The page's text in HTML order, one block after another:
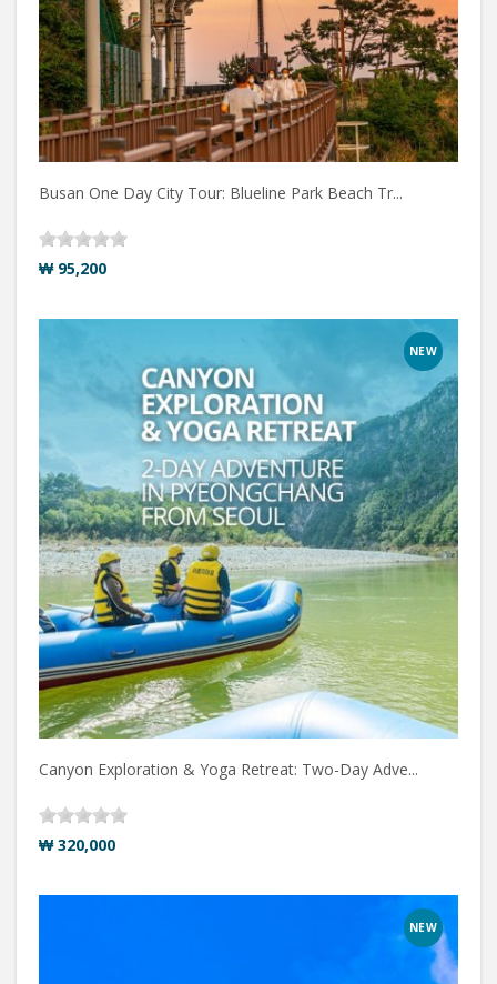
Busan One Day City Tour: Blueline Park Beach Tr...
₩ 95,200
NEW
Canyon Exploration & Yoga Retreat: Two-Day Adve...
₩ 320,000
NEW